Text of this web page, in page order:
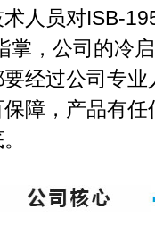
人员对ISB-
掌，公司的冷
经过公司专
障，产品有